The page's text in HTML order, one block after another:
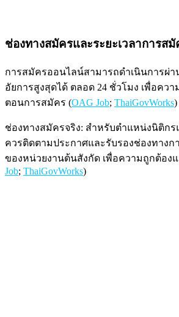
ช่องทางสมัครและระยะเวลาการสมั
การสมัครออนไลน์สามารถดำเนินการผ่า
อัยการสูงสุดได้ ตลอด 24 ชั่วโมง เพื่อคว
ตอนการสมัคร (OAG Job; ThaiGovWorks)
ช่องทางสมัครจริง: สำหรับตำแหน่งนิติกร
ควรติดตามประกาศและรับรองช่องทางก
ของหน่วยงานต้นสังกัด เพื่อความถูกต้อง
Job; ThaiGovWorks)